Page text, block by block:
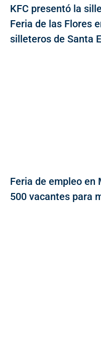
KFC presentó la
Feria de las Flores
silleteros de Santa
Feria de empleo en
500 vacantes para